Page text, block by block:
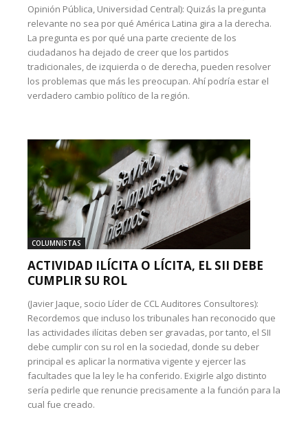
Opinión Pública, Universidad Central): Quizás la pregunta
relevante no sea por qué América Latina gira a la derecha.
La pregunta es por qué una parte creciente de los
ciudadanos ha dejado de creer que los partidos
tradicionales, de izquierda o de derecha, pueden resolver
los problemas que más les preocupan. Ahí podría estar el
verdadero cambio político de la región.
COLUMNISTAS
ACTIVIDAD ILÍCITA O LÍCITA, EL SII DEBE
CUMPLIR SU ROL
(Javier Jaque, socio Líder de CCL Auditores Consultores):
Recordemos que incluso los tribunales han reconocido que
las actividades ilícitas deben ser gravadas, por tanto, el SII
debe cumplir con su rol en la sociedad, donde su deber
principal es aplicar la normativa vigente y ejercer las
facultades que la ley le ha conferido. Exigirle algo distinto
sería pedirle que renuncie precisamente a la función para la
cual fue creado.